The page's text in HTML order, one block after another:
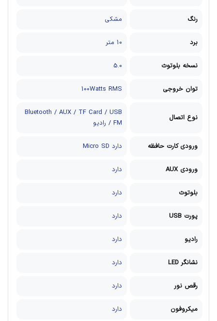
رنگ مشکی
برد 10 متر
نسخه بلوتوث 5.0
توان خروجی 100Watts RMS
نوع اتصال
Bluetooth / AUX / TF Card / USB
/ FM رادیو
ورودی کارت حافظه دارد Micro SD
ورودی AUX دارد
بلوتوث دارد
پورت USB دارد
رادیو دارد
نشانگر LED دارد
رقص نور دارد
میکروفون دارد